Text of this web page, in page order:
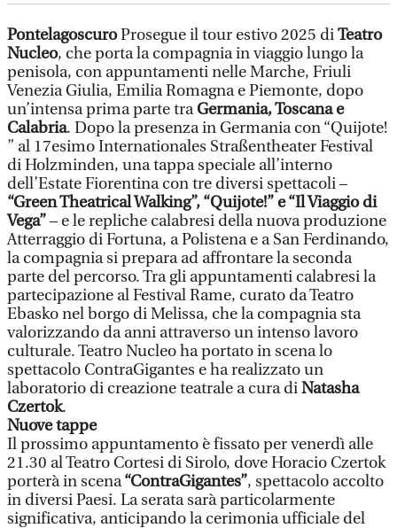
PontelagoscuroProsegue il tour estivo 2025 diTeatro
Nucleo, che porta la compagnia in viaggio lungo la
penisola, con appuntamenti nelle Marche, Friuli
Venezia Giulia, Emilia Romagna e Piemonte, dopo
un’intensa prima parte traGermania, Toscana e
Calabria. Dopo la presenza in Germania con “Quijote!
” al 17esimo Internationales Straßentheater Festival
di Holzminden, una tappa speciale all’interno
dell’Estate Fiorentina con tre diversi spettacoli –
“Green Theatrical Walking”, “Quijote!” e “Il Viaggio di
Vega”– e le repliche calabresi della nuova produzione
Atterraggio di Fortuna, a Polistena e a San Ferdinando,
la compagnia si prepara ad affrontare la seconda
parte del percorso. Tra gli appuntamenti calabresi la
partecipazione al Festival Rame, curato da Teatro
Ebasko nel borgo di Melissa, che la compagnia sta
valorizzando da anni attraverso un intenso lavoro
culturale. Teatro Nucleo ha portato in scena lo
spettacolo ContraGigantes e ha realizzato un
laboratorio di creazione teatrale a cura diNatasha
Czertok.
Nuove tappe
Il prossimo appuntamento è fissato per venerdì alle
21.30 al Teatro Cortesi di Sirolo, dove Horacio Czertok
porterà in scena“ContraGigantes”, spettacolo accolto
in diversi Paesi. La serata sarà particolarmente
significativa, anticipando la cerimonia ufficiale del